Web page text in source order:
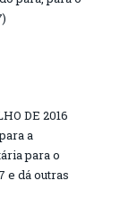
DE 2016
a
para o
e dá outras